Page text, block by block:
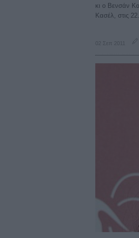
κι ο Βενσάν
Κασέλ, στις
02 Σεπ 2011